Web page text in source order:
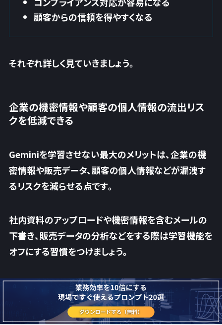
顧客からの信頼を得やすくなる
それぞれ詳しく見ていきましょう。
企業の機密情報や顧客の個人情報の流出リス
クを低減できる
Geminiを学習させない最大のメリットは、企業の機
密情報や販売データ、顧客の個人情報などが漏洩す
るリスクを減らせる点です。
社内資料のアップロードや機密情報を含むメールの
下書き、販売データの分析などをする際は学習機能を
オフにする習慣をつけましょう。
常にGeminiの学習機能をオフにし、重要情報を含ま
ない場面ではほかのAIサービスを使用し、重要情報
が絡む場面でのみGeminiを使用する方法もおすすめ